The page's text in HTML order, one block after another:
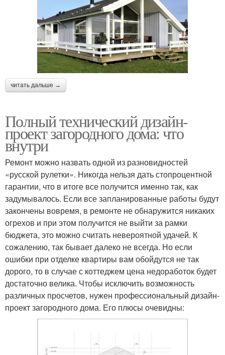
читать дальше →
Полный технический дизайн-
проект загородного дома: что
внутри
Ремонт можно назвать одной из разновидностей
«русской рулетки». Никогда нельзя дать стопроцентной
гарантии, что в итоге все получится именно так, как
задумывалось. Если все запланированные работы будут
закончены вовремя, в ремонте не обнаружится никаких
огрехов и при этом получится не выйти за рамки
бюджета, это можно считать невероятной удачей. К
сожалению, так бывает далеко не всегда. Но если
ошибки при отделке квартиры вам обойдутся не так
дорого, то в случае с коттеджем цена недоработок будет
достаточно велика. Чтобы исключить возможность
различных просчетов, нужен профессиональный дизайн-
проект загородного дома. Его плюсы очевидны: